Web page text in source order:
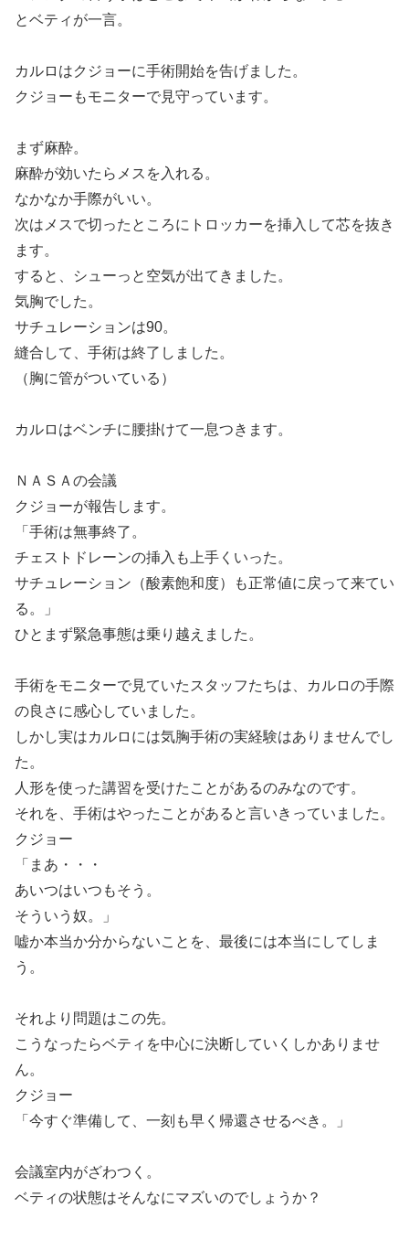
とベティが一言。
カルロはクジョーに手術開始を告げました。
クジョーもモニターで見守っています。
まず麻酔。
麻酔が効いたらメスを入れる。
なかなか手際がいい。
次はメスで切ったところにトロッカーを挿入して芯を抜き
ます。
すると、シューっと空気が出てきました。
気胸でした。
サチュレーションは90。
縫合して、手術は終了しました。
（胸に管がついている）
カルロはベンチに腰掛けて一息つきます。
ＮＡＳＡの会議
クジョーが報告します。
「手術は無事終了。
チェストドレーンの挿入も上手くいった。
サチュレーション（酸素飽和度）も正常値に戻って来てい
る。」
ひとまず緊急事態は乗り越えました。
手術をモニターで見ていたスタッフたちは、カルロの手際
の良さに感心していました。
しかし実はカルロには気胸手術の実経験はありませんでし
た。
人形を使った講習を受けたことがあるのみなのです。
それを、手術はやったことがあると言いきっていました。
クジョー
「まあ・・・
あいつはいつもそう。
そういう奴。」
嘘か本当か分からないことを、最後には本当にしてしま
う。
それより問題はこの先。
こうなったらベティを中心に決断していくしかありませ
ん。
クジョー
「今すぐ準備して、一刻も早く帰還させるべき。」
会議室内がざわつく。
ベティの状態はそんなにマズいのでしょうか？